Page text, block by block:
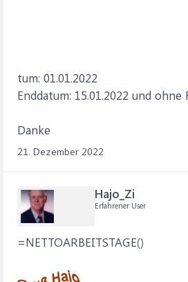
tum: 01.01.2022
Enddatum: 15.01.2022 und ohne
Danke
21. Dezember 2022
Hajo_Zi
Erfahrener User
=NETTOARBEITSTAGE()